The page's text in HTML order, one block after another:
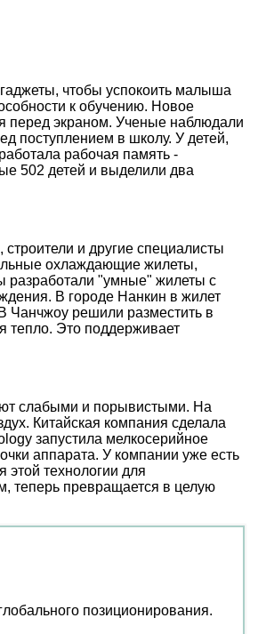
чтобы успокоить малыша
к обучению. Новое
перед экраном. Ученые наблюдали
поступлением в школу. У детей,
рабочая память -
502 детей и выделили два
и другие специалисты
охлаждающие жилеты,
разработали "умные" жилеты с
В городе Нанкин в жилет
Чанчжоу решили разместить в
тепло. Это поддерживает
слабыми и порывистыми. На
Китайская компания сделала
запустила мелкосерийное
аппарата. У компании уже есть
технологии для
теперь превращается в целую
позиционирования.